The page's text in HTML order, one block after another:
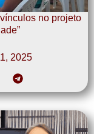
no projeto
2025